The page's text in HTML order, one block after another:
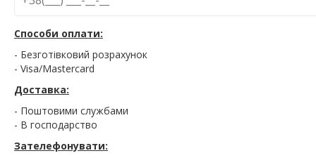
Способи оплати:
- Безготівковий розрахунок
- Visa/Mastercard
Доставка:
- Поштовими службами
- В господарство
Зателефонувати: